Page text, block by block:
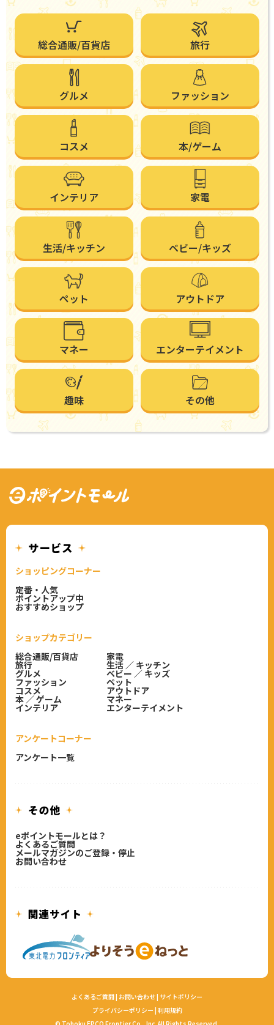
総合通販/百貨店 旅行
グルメ ファッション
コスメ 本/ゲーム
インテリア 家電
生活/キッチン ベビー/キッズ
ペット アウトドア
マネー エンターテイメント
趣味 その他
ショッピングコーナー
定番・人気
ポイントアップ中
おすすめショップ
アンケートコーナー
アンケート一覧
ショップカテゴリー
総合通販/百貨店
旅行
グルメ
ファッション
コスメ
本 ／ ゲーム
インテリア
家電
生活 ／ キッチン
ベビー ／ キッズ
ペット
アウトドア
マネー
エンターテイメント
eポイントモールとは？
よくあるご質問
メールマガジンのご登録・停止
お問い合わせ
よくあるご質問| お問い合わせ| サイトポリシー
プライバシーポリシー | 利用規約